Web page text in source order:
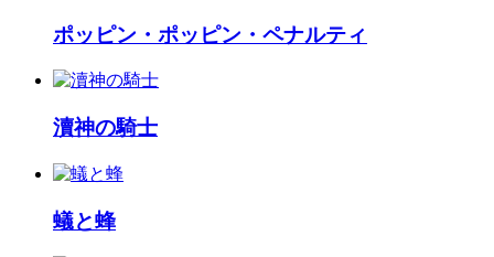
ポッピン・ポッピン・ペナルティ
瀆神の騎士
蟻と蜂